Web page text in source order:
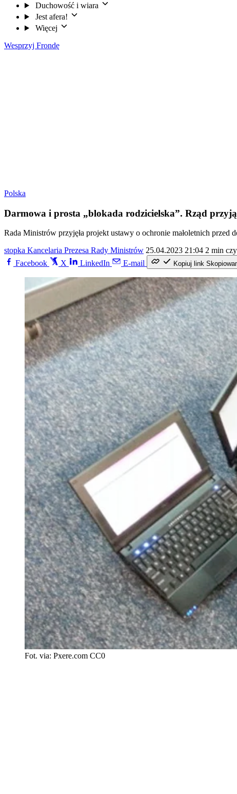
Duchowość i wiara
Jest afera!
Więcej
Wesprzyj Frondę
Polska
Darmowa i prosta „blokada rodzicielska”. Rząd
Rada Ministrów przyjęła projekt ustawy o ochronie małoletnich
stopka Kancelaria Prezesa Rady Ministrów 25.04.2023 21:04 2 min
Facebook
X LinkedIn E-mail Kopiuj link
Fot. via: Pxere.com CC0